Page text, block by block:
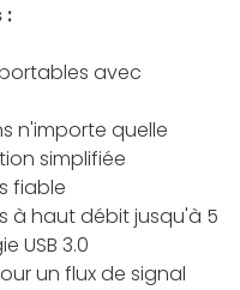
:
avec
n'importe quelle
simplifiée
fiable
à haut débit jusqu'à 5
USB 3.0
un flux de signal